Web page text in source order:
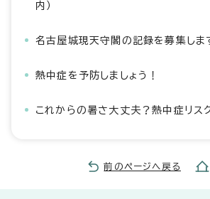
内）
名古屋城現天守閣の記録を募集しま
熱中症を予防しましょう！
これからの暑さ大丈夫？熱中症リス
前のページへ戻る